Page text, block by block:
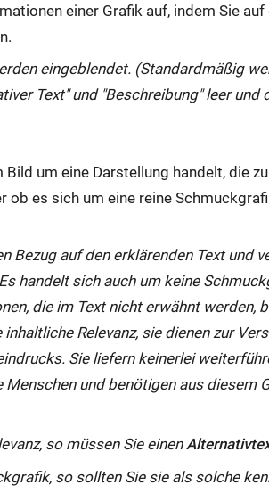
einer Grafik auf, indem Sie auf
eingeblendet. (Standardmäßig
Text" und "Beschreibung" leer und
um eine Darstellung handelt, die
ob es sich um eine reine
Bezug auf den erklärenden Text und
handelt sich auch um keine
die im Text nicht erwähnt werden,
Relevanz, sie dienen zur
Sie liefern keinerlei
und benötigen aus diesem
so müssen Sie einen
so sollten Sie sie als solche